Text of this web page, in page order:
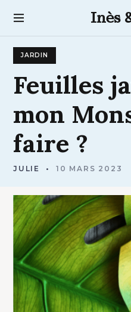
Inès
JARDIN
Feuilles
mon
faire ?
JULIE 10 MARS 2023